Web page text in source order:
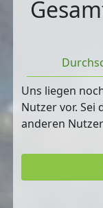
Uns liegen
Nutzer vor. Sei
anderen